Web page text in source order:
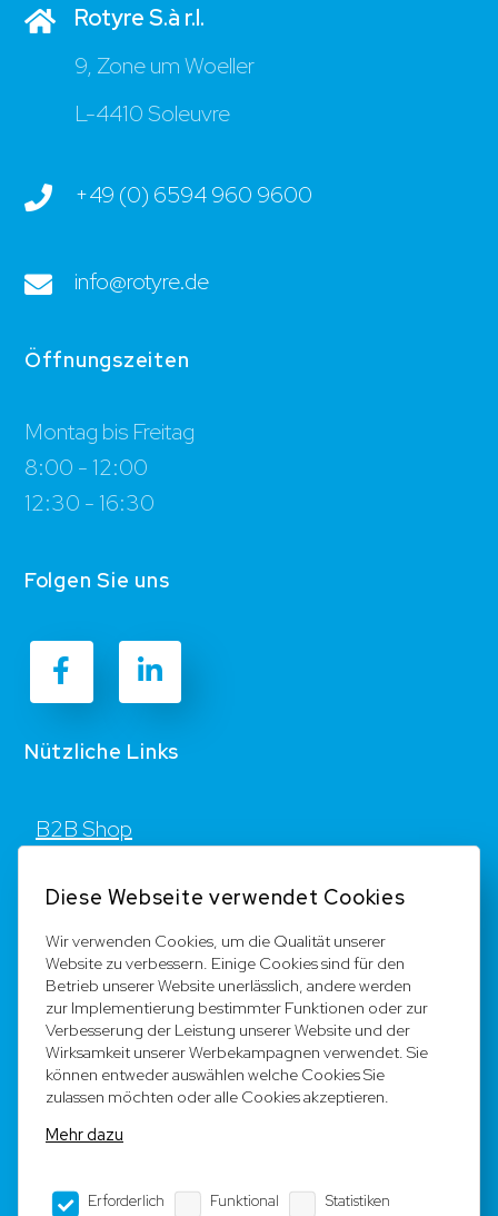
Rotyre S.à r.l.
9, Zone um Woeller
L-4410 Soleuvre
+49 (0) 6594 960 9600
info@rotyre.de
Öffnungszeiten
Montag bis Freitag
8:00 - 12:00
12:30 - 16:30
Folgen Sie uns
Nützliche Links
B2B Shop
Registrieren
Team
Rechtliche Hinweise
Diese Webseite verwendet Cookies
Wir verwenden Cookies, um die Qualität unserer
Website zu verbessern. Einige Cookies sind für den
Betrieb unserer Website unerlässlich, andere werden
zur Implementierung bestimmter Funktionen oder zur
Verbesserung der Leistung unserer Website und der
Wirksamkeit unserer Werbekampagnen verwendet. Sie
können entweder auswählen welche Cookies Sie
zulassen möchten oder alle Cookies akzeptieren.
Mehr dazu
Erforderlich Funktional Statistiken